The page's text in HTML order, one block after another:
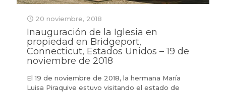
20 noviembre, 2018
Inauguración de la Iglesia en
propiedad en Bridgeport,
Connecticut, Estados Unidos – 19 de
noviembre de 2018
El 19 de noviembre de 2018, la hermana María
Luisa Piraquive estuvo visitando el estado de